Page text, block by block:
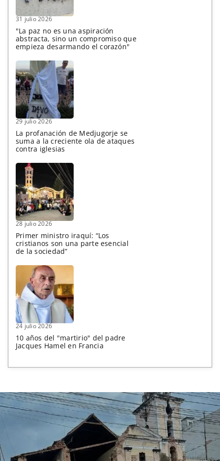
31 julio 2026
"La paz no es una aspiración
abstracta, sino un compromiso que
empieza desarmando el corazón"
29 julio 2026
La profanación de Medjugorje se
suma a la creciente ola de ataques
contra iglesias
28 julio 2026
Primer ministro iraquí: “Los
cristianos son una parte esencial
de la sociedad”
24 julio 2026
10 años del "martirio" del padre
Jacques Hamel en Francia